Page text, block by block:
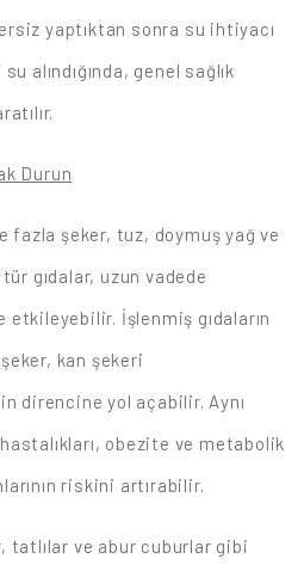
yaptıktan sonra su ihtiyacı
alındığında, genel sağlık
Durun
fazla şeker, tuz, doymuş yağ ve
gıdalar, uzun vadede
etkileyebilir. İşlenmiş gıdaların
kan şekeri
direncine yol açabilir. Aynı
obezite ve metabolik
riskini artırabilir.
tatlılar ve abur cuburlar gibi